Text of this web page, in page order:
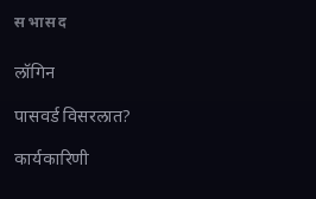
सभासद
लॉगिन
पासवर्ड विसरलात?
कार्यकारिणी